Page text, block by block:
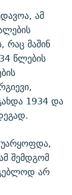
ამ
რაც მაშინ
წლების
1934 და
შემდგომ
არ